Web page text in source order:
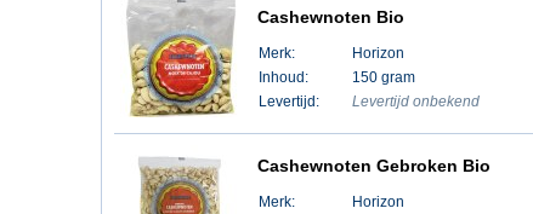
Cashewnoten Bio
Merk:
Horizon
Inhoud:
150 gram
Levertijd:
Levertijd onbekend
Cashewnoten Gebroken Bio
Merk:
Horizon